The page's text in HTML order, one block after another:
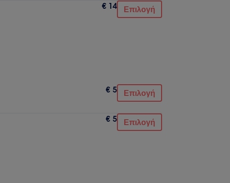
€ 14 Επιλογή
€ 5 Επιλογή
€ 5 Επιλογή